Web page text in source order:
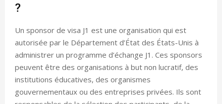
?
Un sponsor de visa J1 est une organisation qui est
autorisée par le Département d’État des États-Unis à
administrer un programme d’échange J1. Ces sponsors
peuvent être des organisations à but non lucratif, des
institutions éducatives, des organismes
gouvernementaux ou des entreprises privées. Ils sont